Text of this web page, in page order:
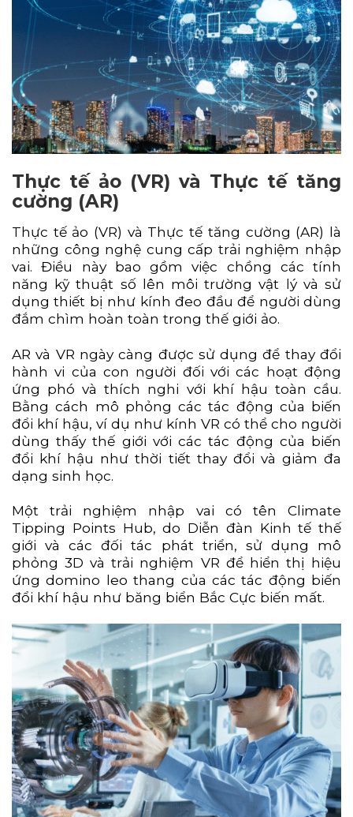
Thực tế ảo (VR) và Thực tế tăng
cường (AR)
Thực tế ảo (VR) và Thực tế tăng cường (AR) là
những công nghệ cung cấp trải nghiệm nhập
vai. Điều này bao gồm việc chồng các tính
năng kỹ thuật số lên môi trường vật lý và sử
dụng thiết bị như kính đeo đầu để người dùng
đắm chìm hoàn toàn trong thế giới ảo.
AR và VR ngày càng được sử dụng để thay đổi
hành vi của con người đối với các hoạt động
ứng phó và thích nghi với khí hậu toàn cầu.
Bằng cách mô phỏng các tác động của biến
đổi khí hậu, ví dụ như kính VR có thể cho người
dùng thấy thế giới với các tác động của biến
đổi khí hậu như thời tiết thay đổi và giảm đa
dạng sinh học.
Một trải nghiệm nhập vai có tên Climate
Tipping Points Hub, do Diễn đàn Kinh tế thế
giới và các đối tác phát triển, sử dụng mô
phỏng 3D và trải nghiệm VR để hiển thị hiệu
ứng domino leo thang của các tác động biến
đổi khí hậu như băng biển Bắc Cực biến mất.